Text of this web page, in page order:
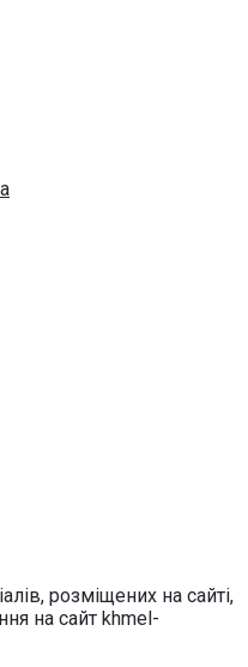
розміщених на сайті,
на сайт khmel-